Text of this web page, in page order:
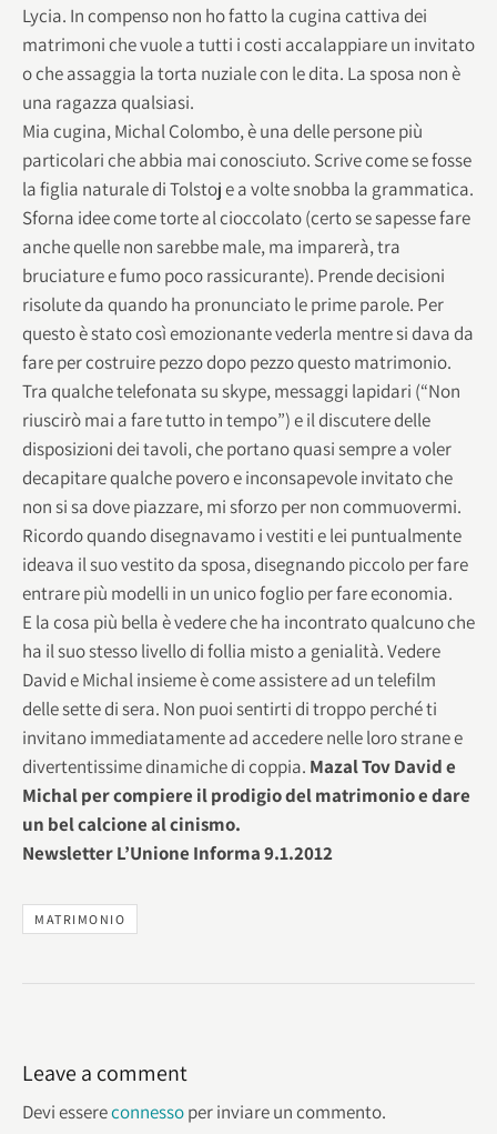
Lycia. In compenso non ho fatto la cugina cattiva dei
matrimoni che vuole a tutti i costi accalappiare un invitato
o che assaggia la torta nuziale con le dita. La sposa non è
una ragazza qualsiasi.
Mia cugina, Michal Colombo, è una delle persone più
particolari che abbia mai conosciuto. Scrive come se fosse
la figlia naturale di Tolstoj e a volte snobba la grammatica.
Sforna idee come torte al cioccolato (certo se sapesse fare
anche quelle non sarebbe male, ma imparerà, tra
bruciature e fumo poco rassicurante). Prende decisioni
risolute da quando ha pronunciato le prime parole. Per
questo è stato così emozionante vederla mentre si dava da
fare per costruire pezzo dopo pezzo questo matrimonio.
Tra qualche telefonata su skype, messaggi lapidari (“Non
riuscirò mai a fare tutto in tempo”) e il discutere delle
disposizioni dei tavoli, che portano quasi sempre a voler
decapitare qualche povero e inconsapevole invitato che
non si sa dove piazzare, mi sforzo per non commuovermi.
Ricordo quando disegnavamo i vestiti e lei puntualmente
ideava il suo vestito da sposa, disegnando piccolo per fare
entrare più modelli in un unico foglio per fare economia.
E la cosa più bella è vedere che ha incontrato qualcuno che
ha il suo stesso livello di follia misto a genialità. Vedere
David e Michal insieme è come assistere ad un telefilm
delle sette di sera. Non puoi sentirti di troppo perché ti
invitano immediatamente ad accedere nelle loro strane e
divertentissime dinamiche di coppia. Mazal Tov David e
Michal per compiere il prodigio del matrimonio e dare
un bel calcione al cinismo.
Newsletter L’Unione Informa 9.1.2012
MATRIMONIO
Leave a comment
Devi essereconnessoper inviare un commento.